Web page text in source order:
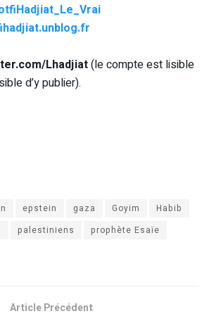
Lhadjiat(le compte est lisible
d’y publier).
epstein gaza Goyim
Habib
palestiniens
prophète Esaïe
Article Précédent